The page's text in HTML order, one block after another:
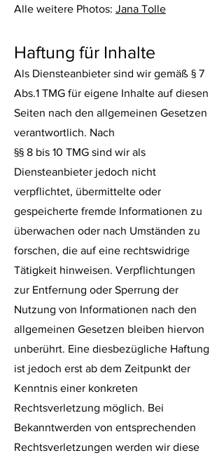
Alle weitere Photos: Jana Tolle
Haftung für Inhalte
Als Diensteanbieter sind wir gemäß § 7
Abs.1 TMG für eigene Inhalte auf diesen
Seiten nach den allgemeinen Gesetzen
verantwortlich. Nach
§§ 8 bis 10 TMG sind wir als
Diensteanbieter jedoch nicht
verpflichtet, übermittelte oder
gespeicherte fremde Informationen zu
überwachen oder nach Umständen zu
forschen, die auf eine rechtswidrige
Tätigkeit hinweisen. Verpflichtungen
zur Entfernung oder Sperrung der
Nutzung von Informationen nach den
allgemeinen Gesetzen bleiben hiervon
unberührt. Eine diesbezügliche Haftung
ist jedoch erst ab dem Zeitpunkt der
Kenntnis einer konkreten
Rechtsverletzung möglich. Bei
Bekanntwerden von entsprechenden
Rechtsverletzungen werden wir diese